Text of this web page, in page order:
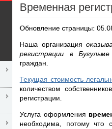
Временная
Обновление страницы:
Наша организация
регистрации в
граждан.
Текущая стоимость
количеством
регистрации.
Услуга оформления
необходима, потому